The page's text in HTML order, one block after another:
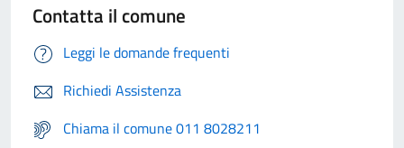
Contatta il comune
Leggi le domande frequenti
Richiedi Assistenza
Chiama il comune 011 8028211